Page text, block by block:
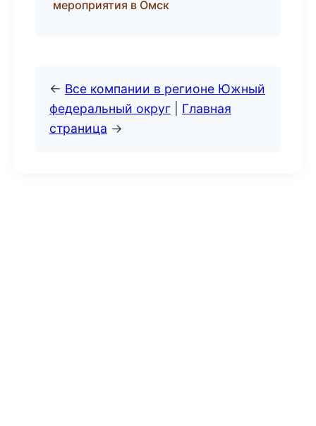
мероприятия в Омск
← Все компании в регионе Южный
федеральный округ
Главная
страница →